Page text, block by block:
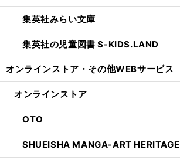
集英社みらい文庫
集英社の児童図書 S-KIDS.LAND
オンラインストア・ その他WEBサービス
オンラインストア
OTO
SHUEISHA MANGA-ART HERITAGE